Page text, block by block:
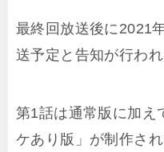
最終回放送後に2021
送予定と告知が行われ
第1話は通常版に加え
ケあり版」が制作さ